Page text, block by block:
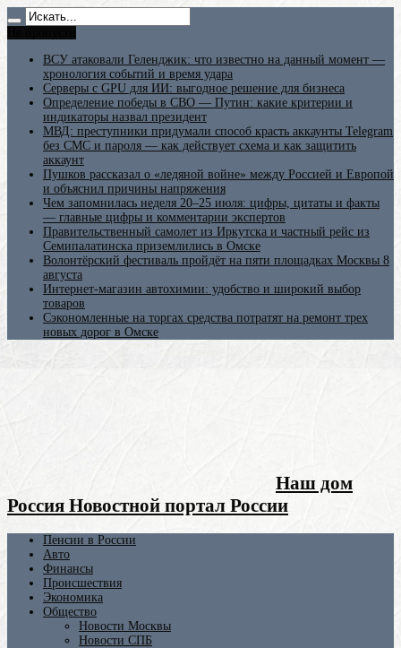
ВСУ атаковали Геленджик: что известно на данный момент —
хронология событий и время удара
Серверы с GPU для ИИ: выгодное решение для бизнеса
Определение победы в СВО — Путин: какие критерии и
индикаторы назвал президент
МВД: преступники придумали способ красть аккаунты Telegram
без СМС и пароля — как действует схема и как защитить
аккаунт
Пушков рассказал о «ледяной войне» между Россией и Европой
и объяснил причины напряжения
Чем запомнилась неделя 20–25 июля: цифры, цитаты и факты
— главные цифры и комментарии экспертов
Правительственный самолет из Иркутска и частный рейс из
Семипалатинска приземлились в Омске
Волонтёрский фестиваль пройдёт на пяти площадках Москвы 8
августа
Интернет-магазин автохимии: удобство и широкий выбор
товаров
Сэкономленные на торгах средства потратят на ремонт трех
новых дорог в Омске
Наш дом
Россия Новостной портал России
Пенсии в России
Авто
Финансы
Происшествия
Экономика
Общество
Новости Москвы
Новости СПБ